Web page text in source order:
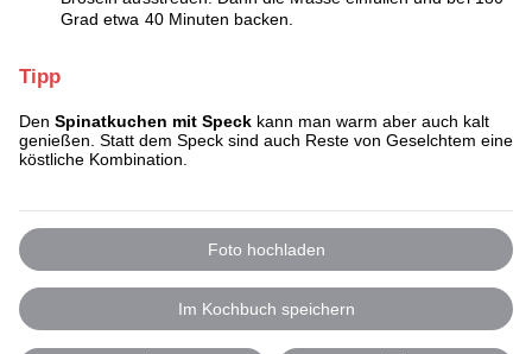
Grad etwa 40 Minuten backen.
Tipp
Den Spinatkuchen mit Speck kann man warm aber auch kalt
genießen. Statt dem Speck sind auch Reste von Geselchtem eine
köstliche Kombination.
Foto hochladen
Im Kochbuch speichern